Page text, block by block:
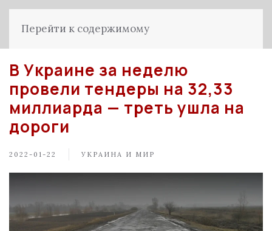
Перейти к содержимому
В Украине за неделю
провели тендеры на 32,33
миллиарда — треть ушла на
дороги
2022-01-22 УКРАИНА И МИР